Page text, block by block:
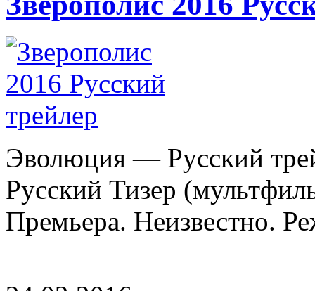
Эволюция — Русский
Русский Тизер
Премьера. Неизвестно.